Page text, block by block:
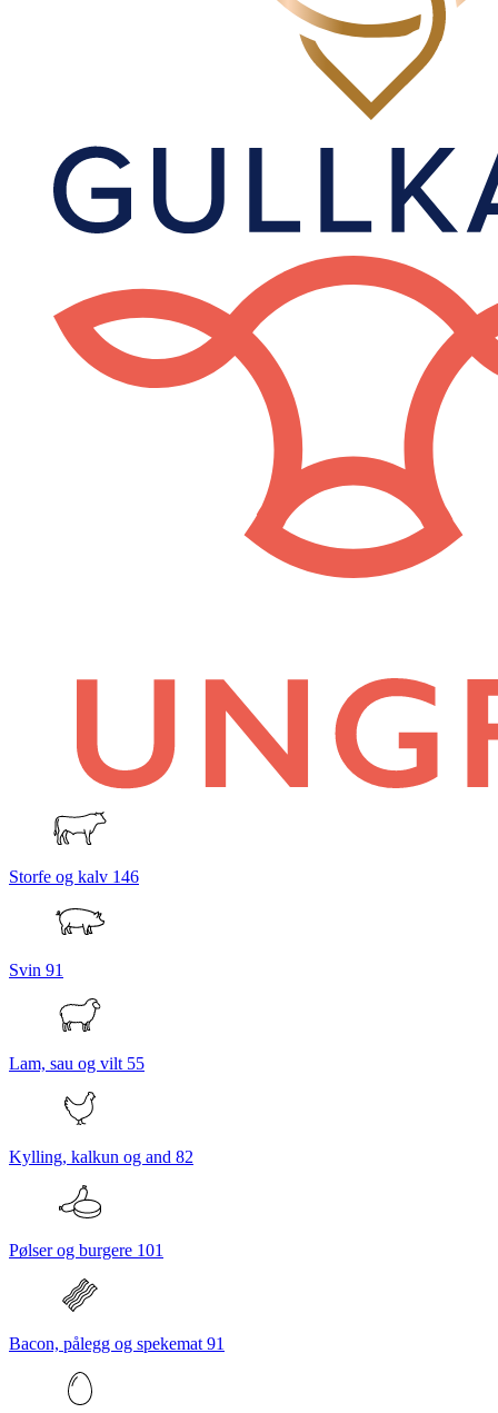
Storfe og kalv 146
Svin 91
Lam, sau og vilt 55
Kylling, kalkun og and 82
Pølser og burgere 101
Bacon, pålegg og spekemat 91